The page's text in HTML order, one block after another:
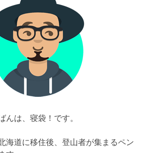
んは、寝袋！です。
海道に移住後、登山者が集まるペン